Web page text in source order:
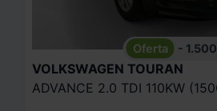
- 1.500
VOLKSWAGEN TOURAN